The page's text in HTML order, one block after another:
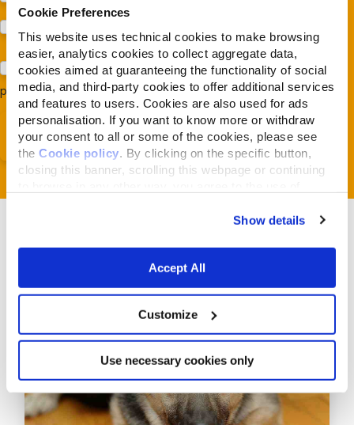
Cookie Preferences
This website uses technical cookies to make browsing
easier, analytics cookies to collect aggregate data,
cookies aimed at guaranteeing the functionality of social
media, and third-party cookies to offer additional services
and features to users. Cookies are also used for ads
personalisation. If you want to know more or withdraw
your consent to all or some of the cookies, please see
the Cookie policy . By clicking on the specific button,
closing this banner, scrolling this webpage or continuing
Show details
Accept All
Customize
Use necessary cookies only
Acconsento al trattamento dei miei dati e dichiaro di aver
preso visione dellaPrivacy Policy*
Articoli correlati